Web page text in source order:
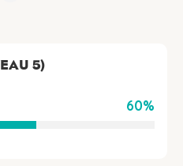
5)
60%